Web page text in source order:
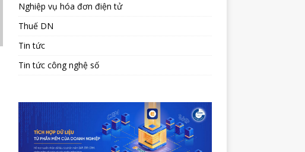
Nghiệp vụ hóa đơn điện tử
Thuế DN
Tin tức
Tin tức công nghệ số